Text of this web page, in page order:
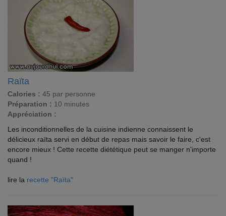
Raïta
Calories : 45 par personne
Préparation : 10 minutes
Appréciation :
Les inconditionnelles de la cuisine indienne connaissent le
délicieux raïta servi en début de repas mais savoir le faire, c'est
encore mieux ! Cette recette diététique peut se manger n'importe
quand !
lire la recette "Raïta"